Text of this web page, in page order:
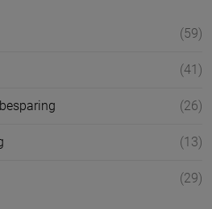
(59)
(41)
(26)
(13)
(29)